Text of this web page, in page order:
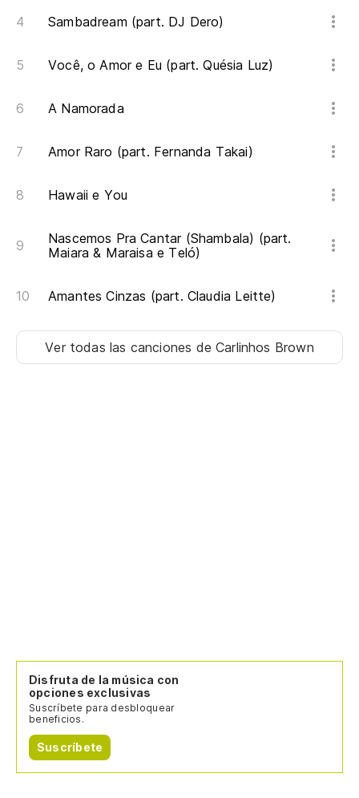
Sambadream (part. DJ Dero)
Você, o Amor e Eu (part. Quésia Luz)
A Namorada
Amor Raro (part. Fernanda Takai)
Hawaii e You
Nascemos Pra Cantar (Shambala) (part.
Maiara & Maraisa e Teló)
Amantes Cinzas (part. Claudia Leitte)
Ver todas las canciones de Carlinhos Brown
Disfruta de la música con
opciones exclusivas
Suscríbete para desbloquear
beneficios.
Suscríbete